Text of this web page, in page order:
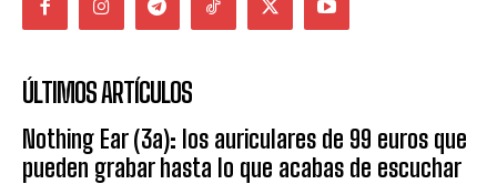
ÚLTIMOS ARTÍCULOS
Nothing Ear (3a): los auriculares de 99 euros que
pueden grabar hasta lo que acabas de escuchar